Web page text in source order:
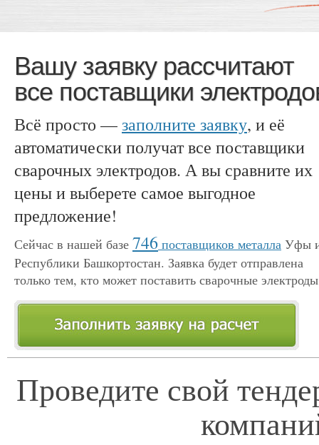
Вашу заявку рассчитают
все поставщики
Всё просто —заполните заявку, и её
автоматически получат все поставщики
сварочных электродов. А вы сравните их
цены и выберете самое выгодное
предложение!
Сейчас в нашей базе 746 поставщиков металла Уфы
Республики Башкортостан. Заявка будет отправлена
только тем, кто может поставить сварочные
Проведите свой